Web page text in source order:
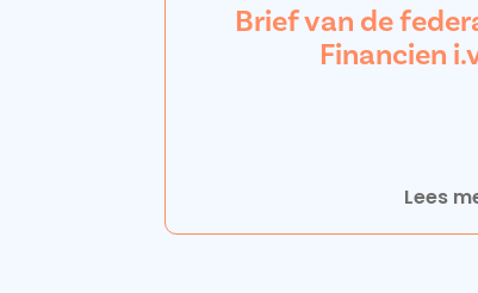
Brief van de
Financien
Lees